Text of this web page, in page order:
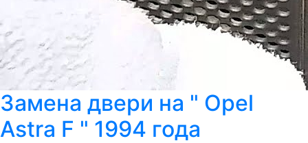
Замена двери на " Opel
Astra F " 1994 года